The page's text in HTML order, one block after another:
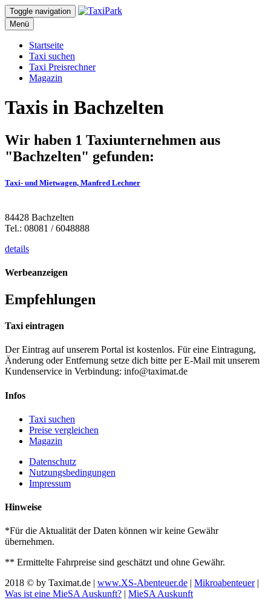
Toggle navigation
Menü
Startseite
Taxi suchen
Taxi Preisrechner
Magazin
Taxis in Bachzelten
Wir haben 1 Taxiunternehmen aus
"Bachzelten" gefunden:
Taxi- und Mietwagen, Manfred Lechner
84428 Bachzelten
Tel.: 08081 / 6048888
details
Werbeanzeigen
Empfehlungen
Taxi eintragen
Der Eintrag auf unserem Portal ist kostenlos. Für eine Eintragung,
Änderung oder Entfernung setze dich bitte per E-Mail mit unserem
Kundenservice in Verbindung: info@taximat.de
Infos
Taxi suchen
Preise vergleichen
Magazin
Datenschutz
Nutzungsbedingungen
Impressum
Hinweise
*Für die Aktualität der Daten können wir keine Gewähr
übernehmen.
** Ermittelte Fahrpreise sind geschätzt und ohne Gewähr.
2018 © by Taximat.de | www.XS-Abenteuer.de | Mikroabenteuer|
Was ist eine MieSA Auskunft? | MieSA Auskunft